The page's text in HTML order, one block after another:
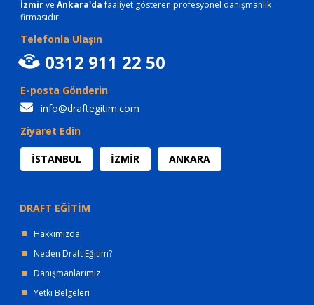
İzmirve Ankara'dafaaliyet gösteren profesyonel danışmanlık
firmasıdır.
Telefonla Ulaşın
0312 911 22 50
E-posta Gönderin
info@draftegitim.com
Ziyaret Edin
İSTANBUL İZMİR ANKARA
DRAFT EĞİTİM
Hakkımızda
Neden Draft Eğitim?
Danışmanlarımız
Yetki Belgeleri